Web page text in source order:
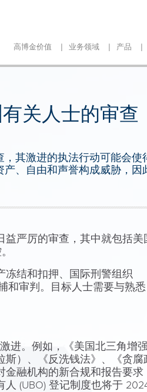
高博金价值 | 业务领域 | 产品 |
关人士的审查
其激进的执法行动可能会使
、自由和声誉构成威胁，因
严厉的审查，其中就包括美
冻结和扣押、国际刑警组织
和审判。目标人士需要与熟悉
进。例如，《美国北三角增强
）、《反洗钱法》、《贪腐
融机构的新合规和报告要求
(UBO) 登记制度也将于